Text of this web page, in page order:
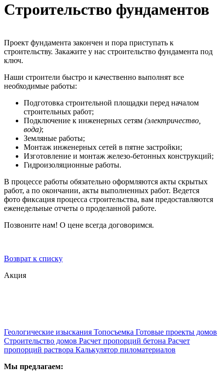
Строительство фундаментов
Проект фундамента закончен и пора приступать к
строительству. Закажите у нас строительство фундамента под
ключ.
Наши строители быстро и качественно выполнят все
необходимые работы:
Подготовка строительной площадки перед началом
строительных работ;
Подключение к инженерных сетям (электричество,
вода);
Земляные работы;
Монтаж инженерных сетей в пятне застройки;
Изготовление и монтаж железо-бетонных конструкций;
Гидроизоляционные работы.
В процессе работы обязательно оформляются акты скрытых
работ, а по окончании, акты выполненных работ. Ведется
фото фиксация процесса строительства, вам предоставляются
еженедельные отчеты о проделанной работе.
Позвоните нам! О цене всегда договоримся.
Возврат к списку
Акция
Геологические изыскания Топосъемка Готовые проекты домов
Строительство домов Расчет пропорций бетона Расчет
пропорций раствора Калькулятор пиломатериалов
Мы предлагаем: